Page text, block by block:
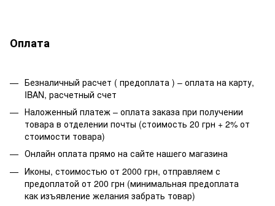
Оплата
Безналичный расчет ( предоплата ) – оплата на карту,
IBAN, расчетный счет
Наложенный платеж – оплата заказа при получении
товара в отделении почты (стоимость 20 грн + 2% от
стоимости товара)
Онлайн оплата прямо на сайте нашего магазина
Иконы, стоимостью от 2000 грн, отправляем с
предоплатой от 200 грн (минимальная предоплата
как изъявление желания забрать товар)